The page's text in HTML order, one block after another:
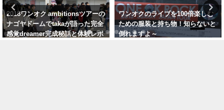
ワンオクのライブを100倍楽しむ
ための服装と持ち物！知らないと
倒れますよ～
やべぇ！takaに、あと５cm？超
感動のワンオクambitionsツアー
徳島での奇跡！